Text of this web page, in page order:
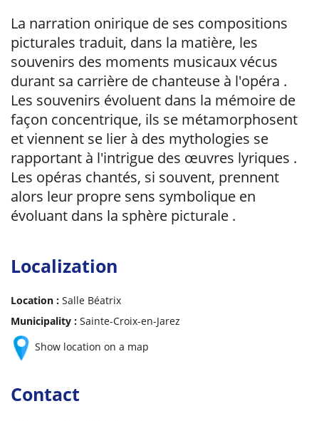
La narration onirique de ses compositions
picturales traduit, dans la matière, les
souvenirs des moments musicaux vécus
durant sa carrière de chanteuse à l'opéra .
Les souvenirs évoluent dans la mémoire de
façon concentrique, ils se métamorphosent
et viennent se lier à des mythologies se
rapportant à l'intrigue des œuvres lyriques .
Les opéras chantés, si souvent, prennent
alors leur propre sens symbolique en
évoluant dans la sphère picturale .
Localization
Location : Salle Béatrix
Municipality : Sainte-Croix-en-Jarez
Show location on a map
Contact